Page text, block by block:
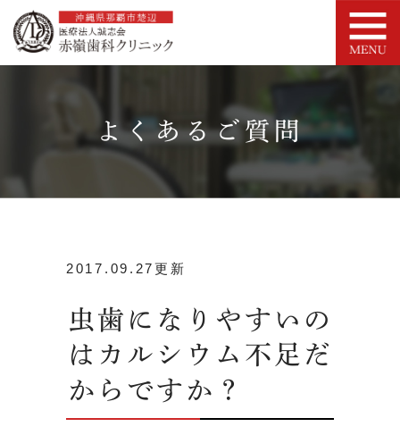
よくあるご質問
2017.09.27更新
虫歯になりやすいの
はカルシウム不足だ
からですか？